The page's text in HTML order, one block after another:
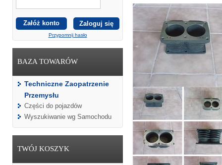
Załóż konto
Przypomnij hasło
BAZA TOWARÓW
Techniczne Zaopatrzenie
Przemysłu
Części do pojazdów
Wyszukiwanie wg Samochodu
TWÓJ KOSZYK